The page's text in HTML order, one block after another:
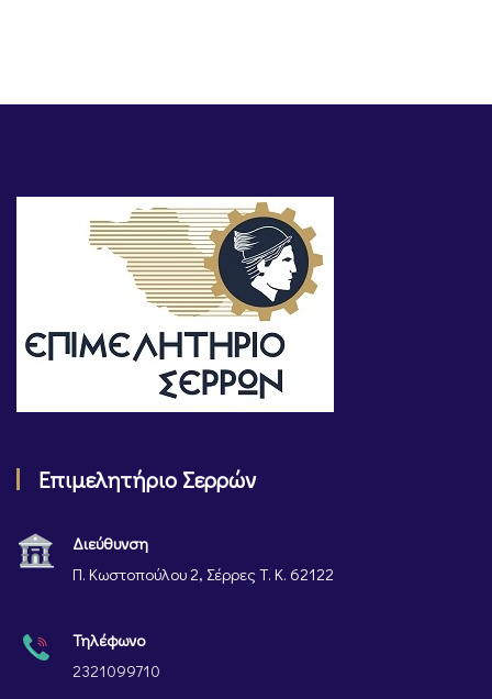
Επιμελητήριο Σερρών
Διεύθυνση
Π. Κωστοπούλου 2, Σέρρες Τ. Κ. 62122
Τηλέφωνο
2321099710